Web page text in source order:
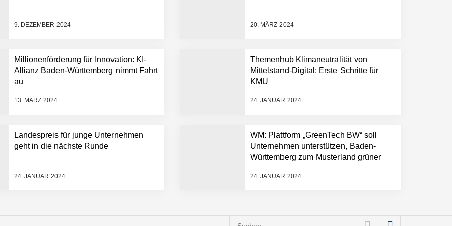
9. DEZEMBER 2024 20. MÄRZ 2024
Millionenförderung für Innovation: KI-
Allianz Baden-Württemberg nimmt Fahrt
au
13. MÄRZ 2024
Themenhub Klimaneutralität von
Mittelstand-Digital: Erste Schritte für
KMU
24. JANUAR 2024
Landespreis für junge Unternehmen
geht in die nächste Runde
24. JANUAR 2024
WM: Plattform „GreenTech BW“ soll
Unternehmen unterstützen, Baden-
Württemberg zum Musterland grüner
24. JANUAR 2024
Suchen